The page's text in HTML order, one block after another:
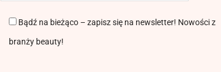
Bądź na bieżąco – zapisz się na newsletter! Nowości z
branży beauty!